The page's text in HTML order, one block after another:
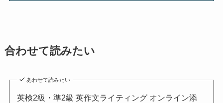
合わせて読みたい
あわせて読みたい
英検2級・準2級 英作文ライティング オンライン添